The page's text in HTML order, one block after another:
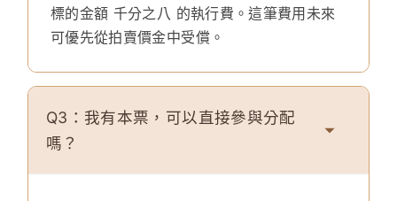
標的金額 千分之八 的執行費。這筆費用未來
可優先從拍賣價金中受償。
Q3：我有本票，可以直接參與分配
嗎？